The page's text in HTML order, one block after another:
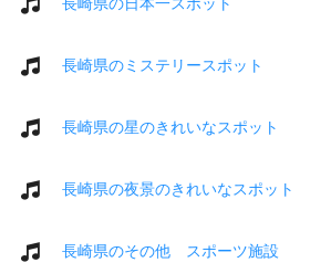
長崎県のミステリースポット
長崎県の星のきれいなスポット
長崎県の夜景のきれいなスポット
長崎県のその他 スポーツ施設